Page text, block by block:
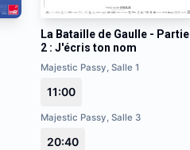
La Bataille de Gaulle - Partie
2 : J'écris ton nom
Majestic Passy, Salle 1
11:00
Majestic Passy, Salle 3
20:40